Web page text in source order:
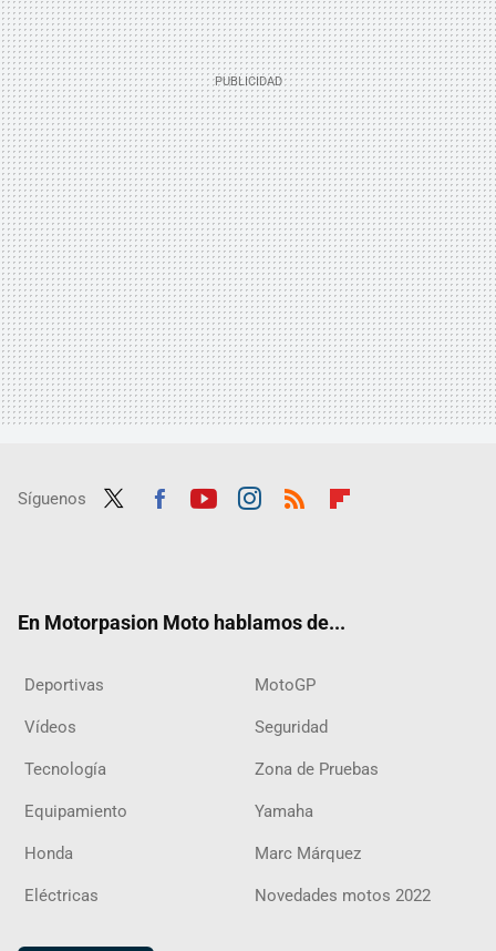
Síguenos
En Motorpasion Moto hablamos de...
Deportivas MotoGP
Vídeos Seguridad
Tecnología Zona de Pruebas
Equipamiento Yamaha
Honda Marc Márquez
Eléctricas Novedades motos 2022